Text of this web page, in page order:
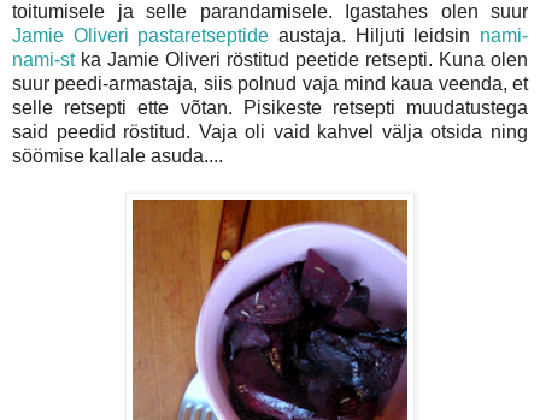
toitumisele ja selle parandamisele. Igastahes olen suur
Jamie Oliveri pastaretseptide austaja. Hiljuti leidsin nami-
nami-stka Jamie Oliveri röstitud peetide retsepti. Kuna olen
suur peedi-armastaja, siis polnud vaja mind kaua veenda, et
selle retsepti ette võtan. Pisikeste retsepti muudatustega
said peedid röstitud. Vaja oli vaid kahvel välja otsida ning
söömise kallale asuda....